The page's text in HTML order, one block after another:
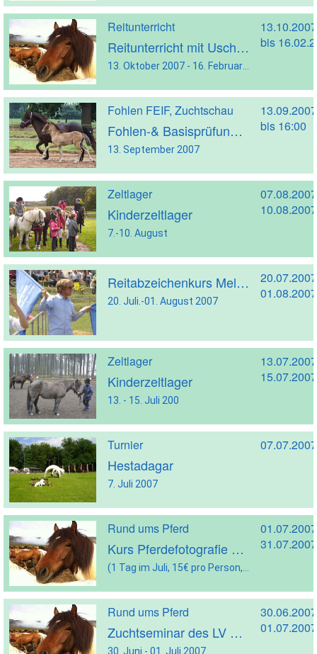
Reitunterricht
Reitunterricht mit Uschi Neuhaus
bis
Fohlen FEIF, Zuchtschau
Fohlen-& Basisprüfung Weser- Ems
13. September 2007
bis 16:00
Zeltlager
Kinderzeltlager
7.-10. August
10.08.2007
Reitabzeichenkurs Melle/Birkenhoyel
20. Juli.-01. August 2007
01.08.2007
Zeltlager
Kinderzeltlager
13. - 15. Juli 200
15.07.2007
Turnier
Hestadagar
7. Juli 2007
07.07.2007
Rund ums Pferd
Kurs Pferdefotografie mit Lena Rosen
31.07.2007
Rund ums Pferd
Zuchtseminar des LV Weser-Ems
30. Juni - 01. Juli 2007
01.07.2007